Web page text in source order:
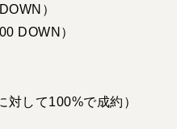
）
）
して100%で成約）